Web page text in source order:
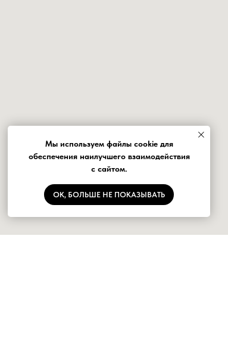
Мы используем файлы cookie для
обеспечения наилучшего взаимодействия
с сайтом.
OK, БОЛЬШЕ НЕ ПОКАЗЫВАТЬ